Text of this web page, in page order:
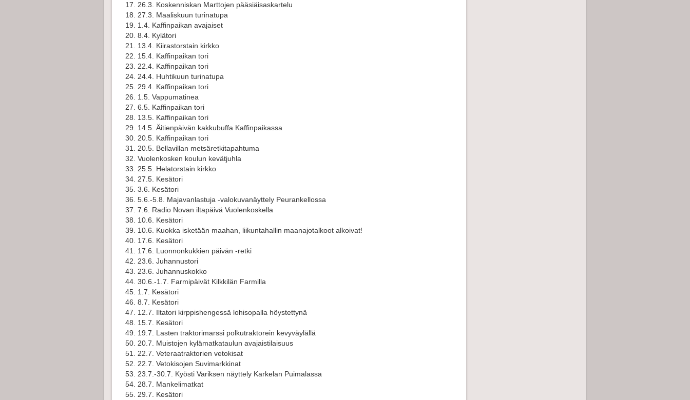
26.3. Koskenniskan Marttojen pääsiäisaskartelu
27.3. Maaliskuun turinatupa
1.4. Kaffinpaikan avajaiset
8.4. Kylätori
13.4. Kiirastorstain kirkko
15.4. Kaffinpaikan tori
22.4. Kaffinpaikan tori
24.4. Huhtikuun turinatupa
29.4. Kaffinpaikan tori
1.5. Vappumatinea
6.5. Kaffinpaikan tori
13.5. Kaffinpaikan tori
14.5. Äitienpäivän kakkubuffa Kaffinpaikassa
20.5. Kaffinpaikan tori
20.5. Bellavillan metsäretkitapahtuma
Vuolenkosken koulun kevätjuhla
25.5. Helatorstain kirkko
27.5. Kesätori
3.6. Kesätori
5.6.-5.8. Majavanlastuja -valokuvanäyttely Peurankellossa
7.6. Radio Novan iltapäivä Vuolenkoskella
10.6. Kesätori
10.6. Kuokka isketään maahan, liikuntahallin maanajotalkoot alkoivat!
17.6. Kesätori
17.6. Luonnonkukkien päivän -retki
23.6. Juhannustori
23.6. Juhannuskokko
30.6.-1.7. Farmipäivät Kilkkilän Farmilla
1.7. Kesätori
8.7. Kesätori
12.7. Iltatori kirppishengessä lohisopalla höystettynä
15.7. Kesätori
19.7. Lasten traktorimarssi polkutraktorein kevyväylällä
20.7. Muistojen kylämatkataulun avajaistilaisuus
22.7. Veteraatraktorien vetokisat
22.7. Vetokisojen Suvimarkkinat
23.7.-30.7. Kyösti Variksen näyttely Karkelan Puimalassa
28.7. Mankelimatkat
29.7. Kesätori